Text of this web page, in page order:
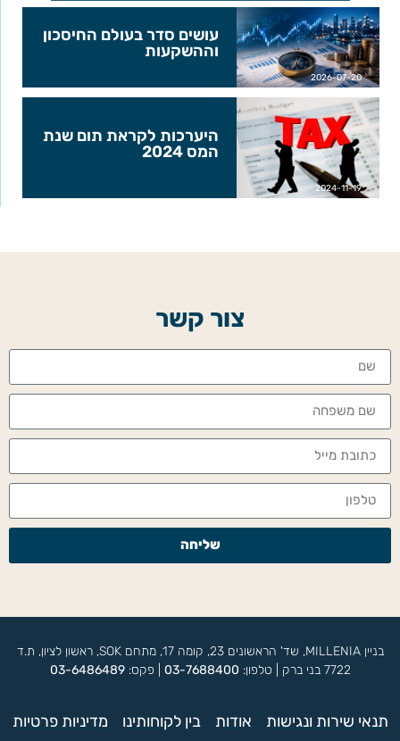
עושים סדר בעולם החיסכון
וההשקעות
2026-07-20
היערכות לקראת תום שנת
המס 2024
2024-11-19
צור קשר
שליחה
בניין MILLENIA, שד' הראשונים 23, קומה 17, מתחם SOK, ראשון לציון, ת.ד
7722 בני ברק | טלפון:
03-7688400 | פקס:03-6486489
תנאי שירות ונגישות אודות בין לקוחותינו מדיניות פרטיות